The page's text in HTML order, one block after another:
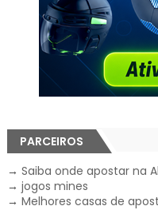
PARCEIROS
→ Saiba onde apostar na
→ jogos mines
→ Melhores casas de